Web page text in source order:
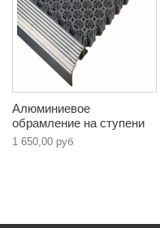
Алюминиевое
обрамление на ступени
1 650,00 руб